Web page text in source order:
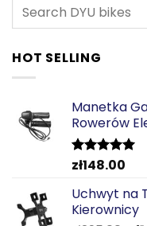
HOT SELLING
Manetka
Rowerów
Oceniono
zł148.00
Uchwyt na
Kierownicy